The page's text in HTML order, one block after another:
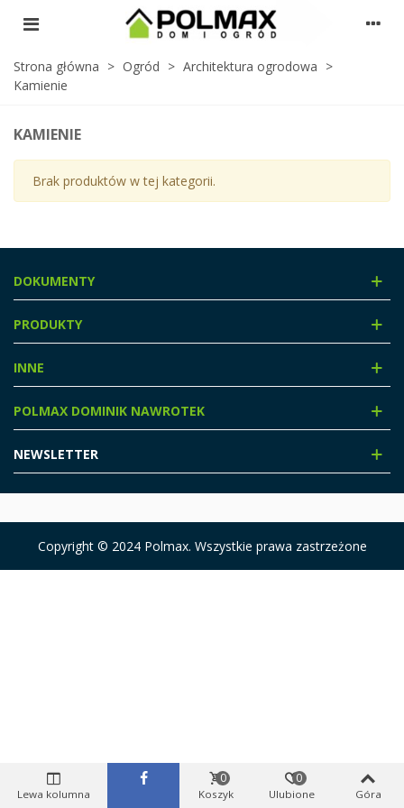
Strona główna > Ogród > Architektura ogrodowa >
Kamienie
KAMIENIE
Brak produktów w tej kategorii.
DOKUMENTY
PRODUKTY
INNE
POLMAX DOMINIK NAWROTEK
NEWSLETTER
Copyright © 2024 Polmax. Wszystkie prawa zastrzeżone
Lewa kolumna Koszyk
0
Ulubione
0
Góra